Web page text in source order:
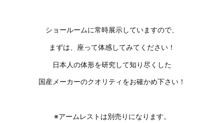
ショールームに常時展示していますので、
まずは、座って体感してみてください！
日本人の体形を研究して知り尽くした
国産メーカーのクオリティをお確かめ下さい！
※アームレストは別売りになります。